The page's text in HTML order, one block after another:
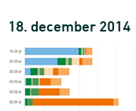
18. december 2014